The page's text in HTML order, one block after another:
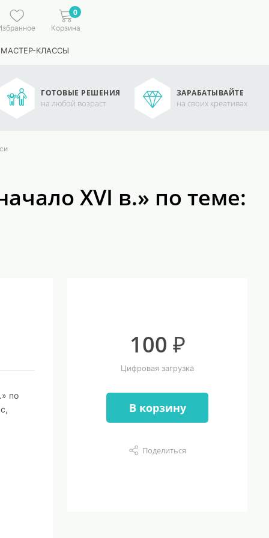
0
Корзина
КЛАССЫ
ГОТОВЫЕ РЕШЕНИЯ
на любой возраст
ЗАРАБАТЫВАЙТЕ
на своих креативах
XVI в.» по теме:
по
100 ₽
Цифровая загрузка
В корзину
Поделиться